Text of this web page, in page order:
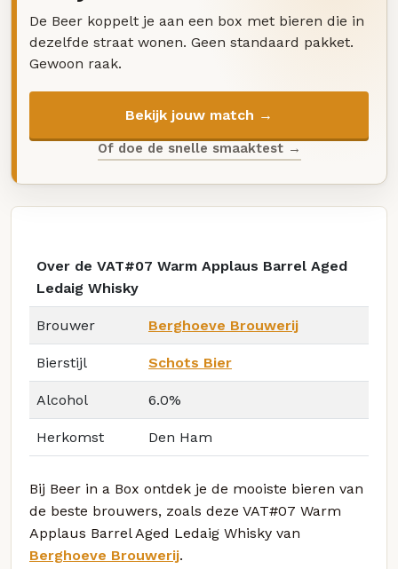
De Beer koppelt je aan een box met bieren die in
dezelfde straat wonen. Geen standaard pakket.
Gewoon raak.
Bekijk jouw match →
Of doe de snelle smaaktest →
Over de VAT#07 Warm Applaus Barrel Aged
Ledaig Whisky
Brouwer Berghoeve Brouwerij
Bierstijl Schots Bier
Alcohol 6.0%
Herkomst Den Ham
Bij Beer in a Box ontdek je de mooiste bieren van
de beste brouwers, zoals deze VAT#07 Warm
Applaus Barrel Aged Ledaig Whisky van
Berghoeve Brouwerij.